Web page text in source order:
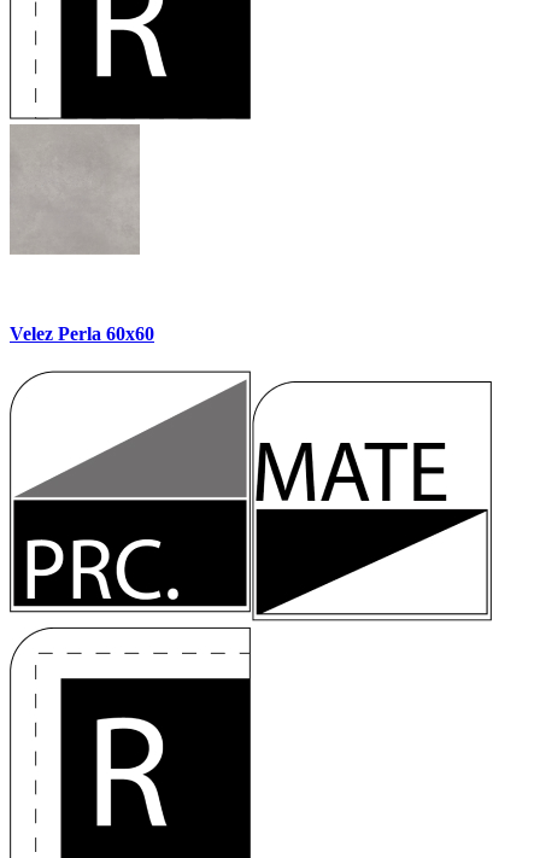
Velez Perla 60x60